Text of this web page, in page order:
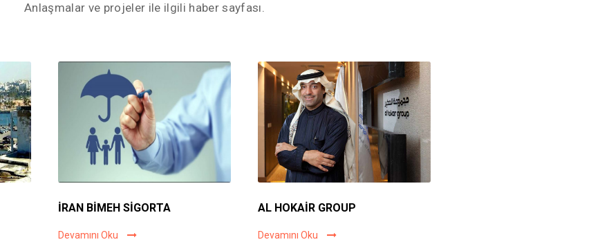
Anlaşmalar ve projeler ile ilgili haber sayfası.
İRAN BİMEH SİGORTA
Devamını Oku
AL HOKAİR GROUP
Devamını Oku